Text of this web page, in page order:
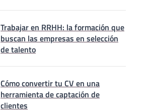
Trabajar en RRHH: la formación que
buscan las empresas en selección
de talento
Cómo convertir tu CV en una
herramienta de captación de
clientes